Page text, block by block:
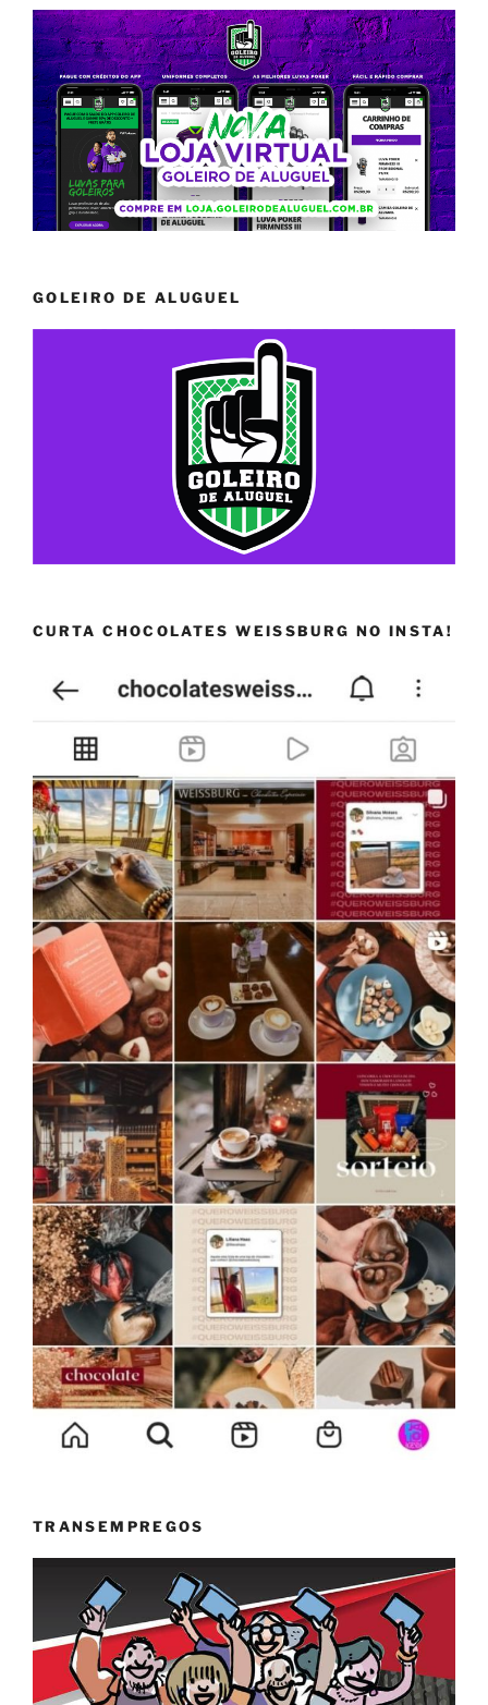
GOLEIRO DE ALUGUEL
CURTA CHOCOLATES WEISSBURG NO INSTA!
TRANSEMPREGOS